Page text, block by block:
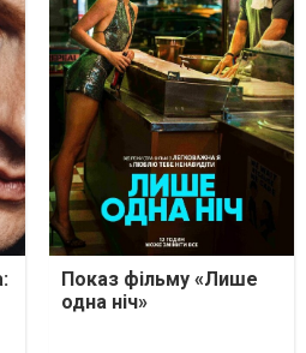
Показ фільму «Лише
одна ніч»